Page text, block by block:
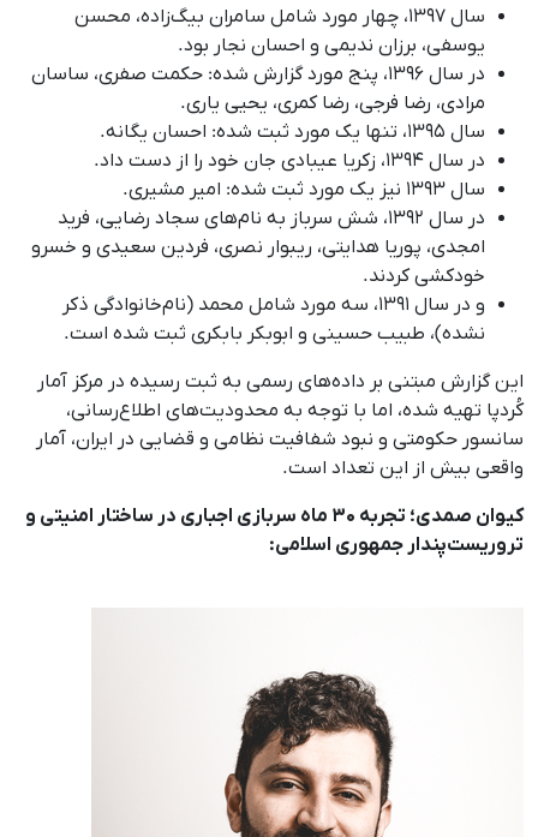
سال ۱۳۹۷، چهار مورد شامل سامران بیگ‌زاده، محسن
یوسفی، برزان ندیمی و احسان نجار بود.
در سال ۱۳۹۶، پنج مورد گزارش شده: حکمت صفری، ساسان
مرادی، رضا فرجی، رضا کمری، یحیی یاری.
سال ۱۳۹۵، تنها یک مورد ثبت شده: احسان یگانه.
در سال ۱۳۹۴، زکریا عیبادی جان خود را از دست داد.
سال ۱۳۹۳ نیز یک مورد ثبت شده: امیر مشیری.
در سال ۱۳۹۲، شش سرباز به نام‌های سجاد رضایی، فرید
امجدی، پوریا هدایتی، ریبوار نصری، فردین سعیدی و خسرو
خودکشی کردند.
و در سال ۱۳۹۱، سه مورد شامل محمد (نام‌خانوادگی‌ ذکر
نشده)، طبیب حسینی و ابوبکر بابکری ثبت شده است.
این گزارش مبتنی بر داده‌های رسمی به ثبت رسیده در مرکز آمار
کُردپا تهیه شده، اما با توجه به محدودیت‌های اطلاع‌رسانی،
سانسور حکومتی و نبود شفافیت نظامی و قضایی در ایران، آمار
واقعی بیش از این تعداد است.
کیوان صمدی؛ تجربه ۳۰ ماه سربازی اجباری در ساختار امنیتی و
تروریست‌پندار جمهوری اسلامی: